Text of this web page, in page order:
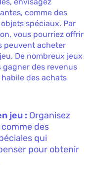
envisagez
comme des
spéciaux. Par
vous pourriez offrir
peuvent acheter
De nombreux jeux
des revenus
des achats
jeu : Organisez
des
qui
pour obtenir